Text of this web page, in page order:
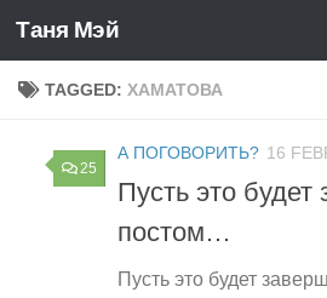
Skip to content
Таня Мэй
TAGGED: ХАМАТОВА
25
А ПОГОВОРИТЬ? 16
Пусть это
постом…
Пусть это будет